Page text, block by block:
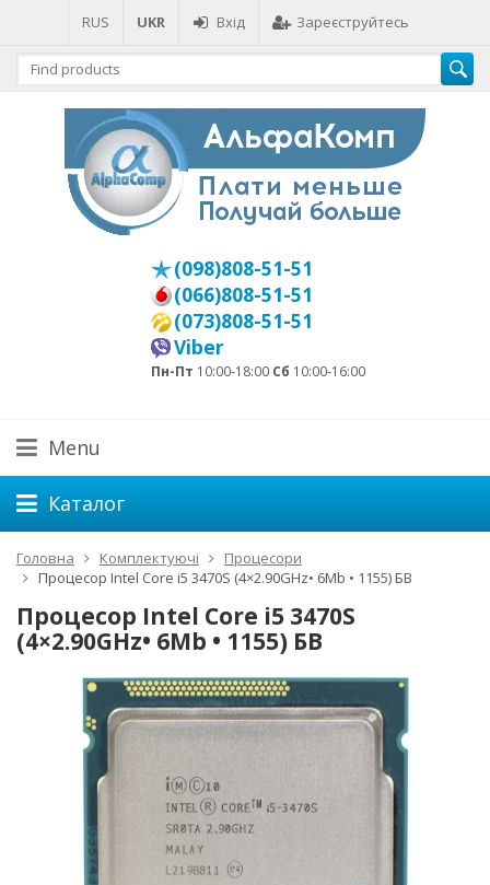
RUS UKR Вхід Зареєструйтесь
(098)808-51-51
(066)808-51-51
(073)808-51-51
Viber
Пн-Пт 10:00-18:00 Сб 10:00-16:00
Menu
Каталог
Головна Комплектуючі
Процесори
Процесор Intel Core i5 3470S (4×2.90GHz• 6Mb • 1155) БВ
Процесор Intel Core i5 3470S
(4×2.90GHz• 6Mb • 1155) БВ